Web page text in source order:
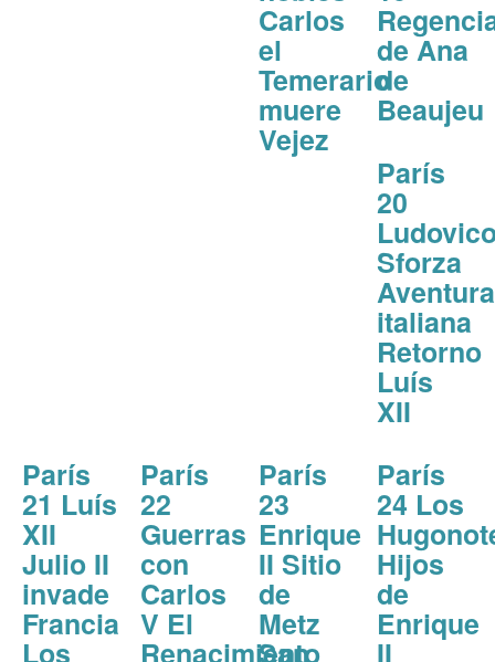
Carlos
el
Temerario
muere
Vejez
de Ana
de
Beaujeu
París
20
Sforza
Aventura
italiana
Retorno
Luís
XII
París
21 Luís
XII
Julio II
invade
Francia
Los
París
22
Guerras
con
Carlos
V El
Renacimiento
París
23
Enrique
II Sitio
de
Metz
San
París
24 Los
Hijos
de
Enrique
II